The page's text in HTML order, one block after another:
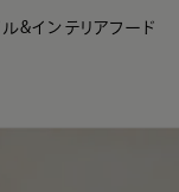
&インテリアフード